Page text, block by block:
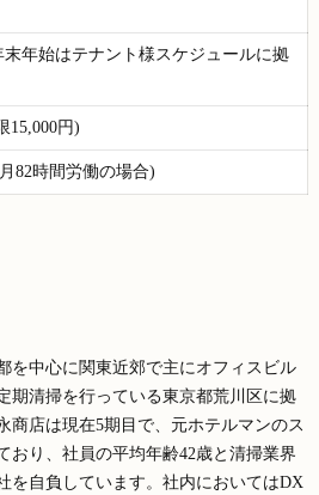
末年始はテナント様スケジュールに拠
15,000円)
82時間労働の場合)
を中心に関東近郊で主にオフィスビル
期清掃を行っている東京都荒川区に拠
商店は現在5期目で、元ホテルマンのス
おり、社員の平均年齢42歳と清掃業界
を自負しています。社内においてはDX